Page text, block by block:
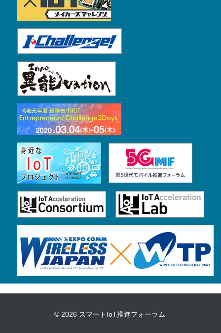
© 2026 スマートIoT推進フォーラム